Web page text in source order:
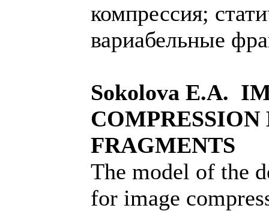
компрессия;
вариабельные
Sokolova E.A.
FRAGMENTS
The model of the
for image